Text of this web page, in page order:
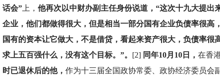
话会” 上， 他再次以中财办副主任身份说道，“这次十九大提出
企业，他们都做得很大，但是相当一部分国有企业负债率很高
国有的资本让它做大，不是借贷，看起来资产很大，负债率很
求上五百强什么，没有这个目标。”。 [2] 同年10月10日， 在香
时已退休后的他， 作为十三届全国政协常委、政协经济委员会